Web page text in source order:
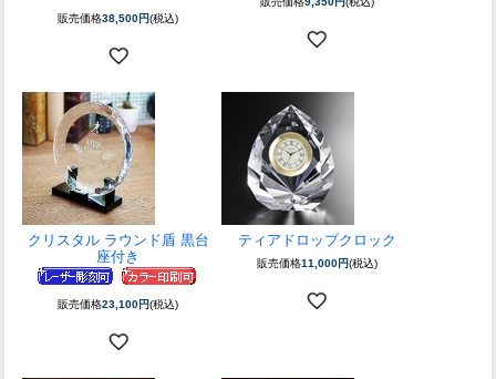
販売価格38,500円(税込)
クリスタル ラウンド盾 黒台
座付き
販売価格23,100円(税込)
ティアドロップクロック
販売価格11,000円(税込)